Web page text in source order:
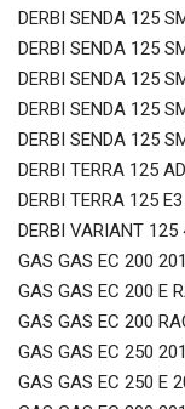
DERBI SENDA 125
DERBI SENDA 125
DERBI SENDA 125
DERBI SENDA 125
DERBI SENDA 125
DERBI TERRA 125
DERBI TERRA 125
DERBI VARIANT
GAS GAS EC 200
GAS GAS EC 200 E
GAS GAS EC 200
GAS GAS EC 250
GAS GAS EC 250 E